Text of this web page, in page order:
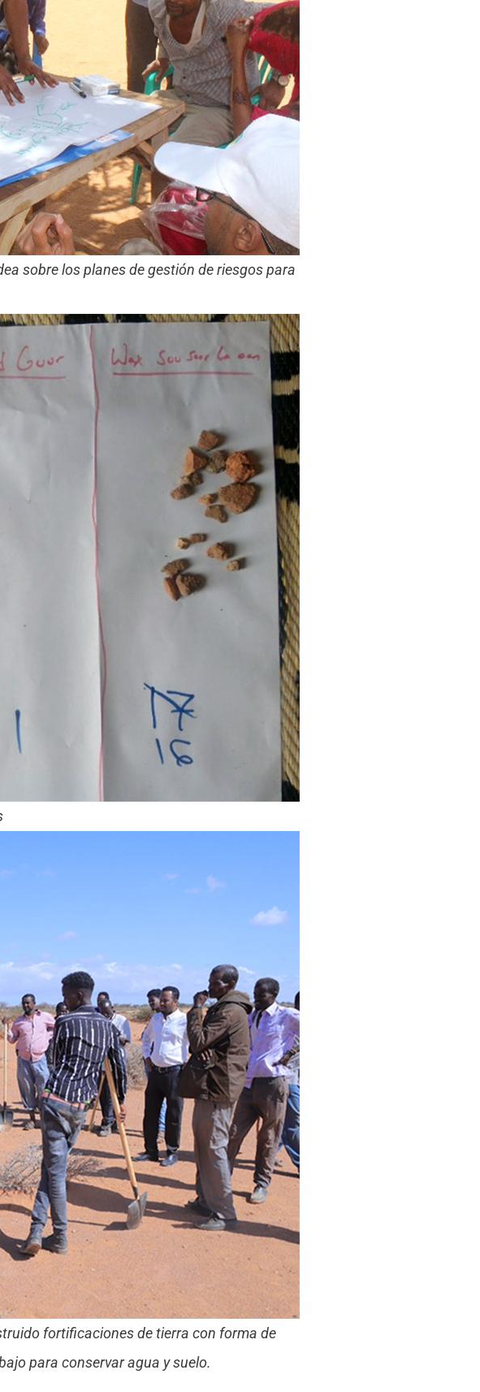
sobre los planes de gestión de riesgos para
fortificaciones de tierra con forma de
para conservar agua y suelo.